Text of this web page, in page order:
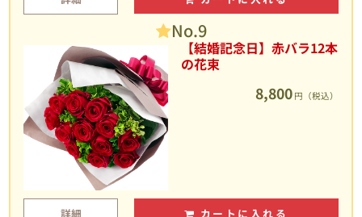
No.9
【結婚記念日】赤バラ12本
の花束
8,800 円（税込）
詳細 カートに入れる